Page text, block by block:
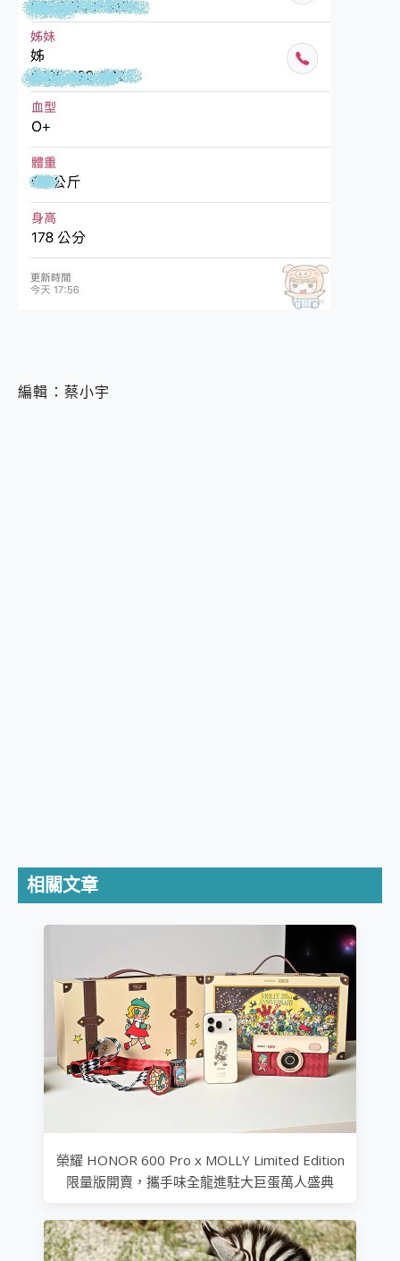
編輯：蔡小宇
相關文章
榮耀 HONOR 600 Pro x MOLLY Limited Edition
限量版開賣，攜手味全龍進駐大巨蛋萬人盛典